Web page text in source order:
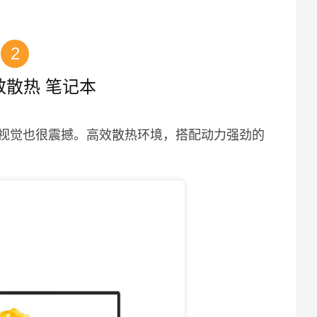
2
散热 笔记本
觉也很震撼。高效散热环境，搭配动力强劲的